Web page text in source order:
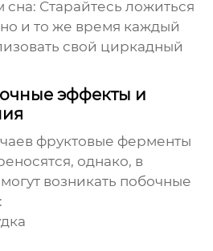
сна: Старайтесь ложиться
и то же время каждый
свой циркадный
эффекты и
фруктовые ферменты
однако, в
возникать побочные